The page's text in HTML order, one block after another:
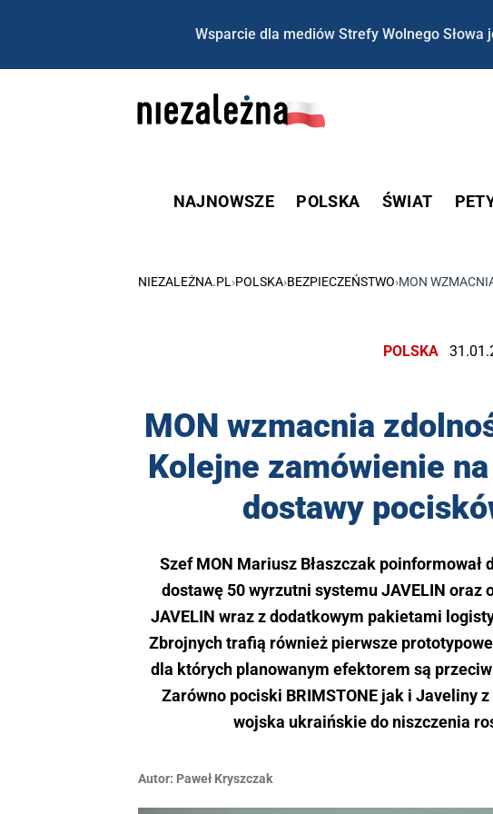
Wsparcie dla mediów Strefy Wolnego
NAJNOWSZE POLSKA ŚWIAT
NIEZALEŻNA.PL ›POLSKA›BEZPIECZEŃSTWO›MON
POLSKA
MON wzmacnia
Kolejne zamówienie
dostawy
Szef MON Mariusz Błaszczak
dostawę 50 wyrzutni systemu JAVELIN oraz
JAVELIN wraz z dodatkowym pakietami
Zbrojnych trafią również pierwsze prototypowe
dla których planowanym efektorem są
Zarówno pociski BRIMSTONE jak i Javeliny
wojska ukraińskie do niszczenia
Autor: Paweł Kryszczak